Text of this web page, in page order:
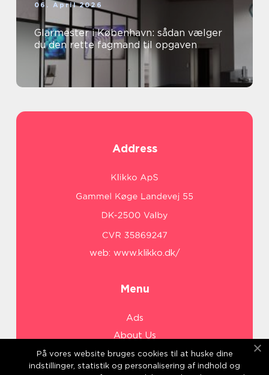
06. April 2026
Glarmester i København: sådan vælger
du den rette fagmand til opgaven
Address
web: www.klikko.dk/
Menu
Ads
About Us
Cookies
Contact
På vores website bruges cookies til at huske dine
indstillinger, statistik og personalisering af indhold og